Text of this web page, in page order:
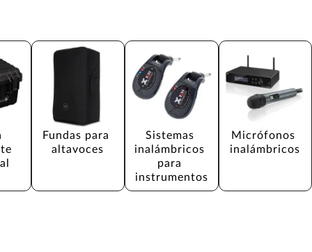
Fundas para
altavoces
Sistemas
inalámbricos
para
instrumentos
Micrófonos
inalámbricos